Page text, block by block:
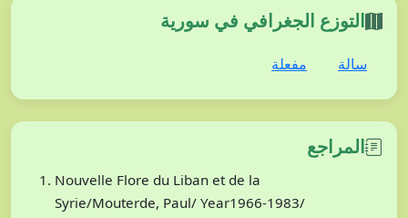
التوزع الجغرافي في سورية
سالة مفعلة
المراجع
Nouvelle Flore du Liban et de la
Syrie/Mouterde, Paul/ Year1966-1983/